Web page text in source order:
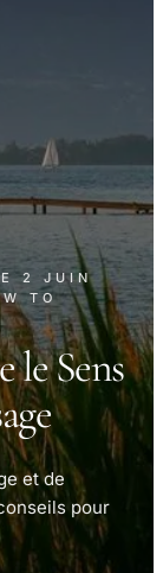
2 JUIN
TO
Sens
et de
pour